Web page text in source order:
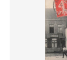
Métodos de
Visa